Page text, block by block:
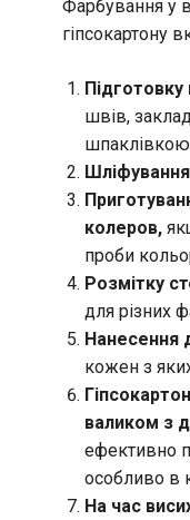
Фарбування у
гіпсокартону
Підготовку
швів,
Шліфування
колеров,
проби
Розмітку
для різних
Нанесення
кожен з
Гіпсокартон
валиком з
ефективно
особливо в
На час